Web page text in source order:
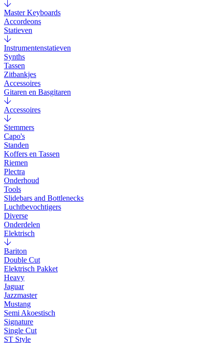
Master Keyboards
Accordeons
Statieven
Instrumentenstatieven
Synths
Tassen
Zitbankjes
Accessoires
Gitaren en Basgitaren
Accessoires
Stemmers
Capo's
Standen
Koffers en Tassen
Riemen
Plectra
Onderhoud
Tools
Slidebars and Bottlenecks
Luchtbevochtigers
Diverse
Onderdelen
Elektrisch
Bariton
Double Cut
Elektrisch Pakket
Heavy
Jaguar
Jazzmaster
Mustang
Semi Akoestisch
Signature
Single Cut
ST Style